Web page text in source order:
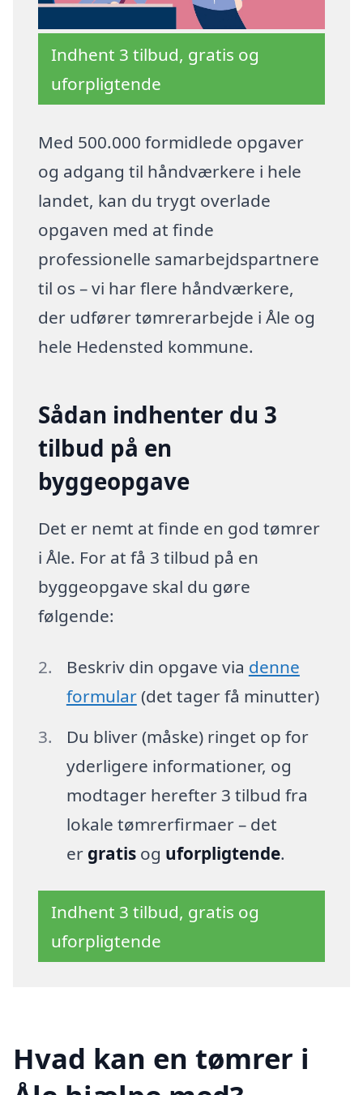
Indhent 3 tilbud, gratis og
uforpligtende
Med 500.000 formidlede opgaver
og adgang til håndværkere i hele
landet, kan du trygt overlade
opgaven med at finde
professionelle samarbejdspartnere
til os – vi har flere håndværkere,
der udfører tømrerarbejde i Åle og
hele Hedensted kommune.
Sådan indhenter du 3
tilbud på en
byggeopgave
Det er nemt at finde en god tømrer
i Åle. For at få 3 tilbud på en
byggeopgave skal du gøre
følgende:
Beskriv din opgave via denne
formular(det tager få minutter)
Du bliver (måske) ringet op for
yderligere informationer, og
modtager herefter 3 tilbud fra
lokale tømrerfirmaer – det
er gratisog uforpligtende.
Indhent 3 tilbud, gratis og
uforpligtende
Hvad kan en tømrer i